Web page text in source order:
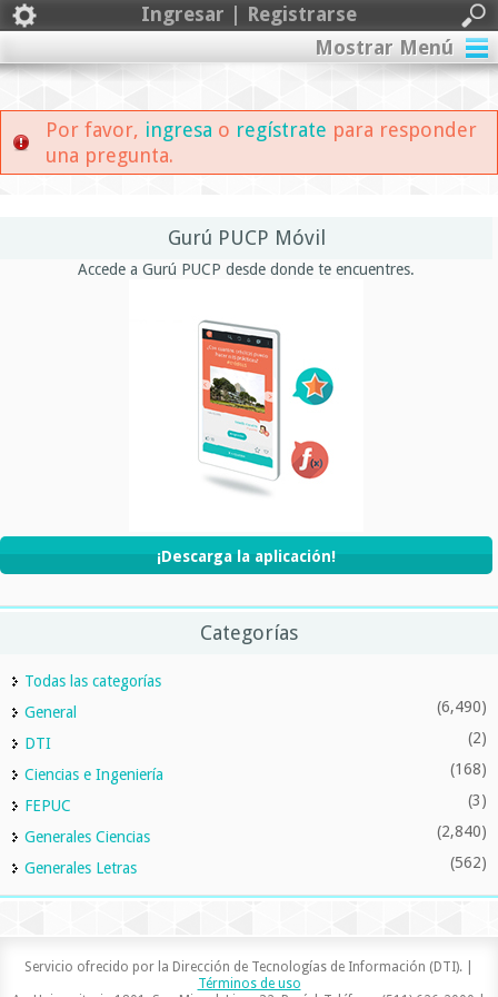
Ingresar | Registrarse
Mostrar Menú
Por favor, ingresa o regístrate para responder
una pregunta.
Gurú PUCP Móvil
Accede a Gurú PUCP desde donde te encuentres.
¡Descarga la aplicación!
Categorías
Todas las categorías
General
(6,490)
DTI (2)
Ciencias e Ingeniería (168)
FEPUC (3)
Generales Ciencias (2,840)
Generales Letras (562)
Servicio ofrecido por la Dirección de Tecnologías de Información (DTI). |
Términos de uso